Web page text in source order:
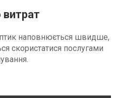
витрат
наповнюється швидше,
скористатися послугами